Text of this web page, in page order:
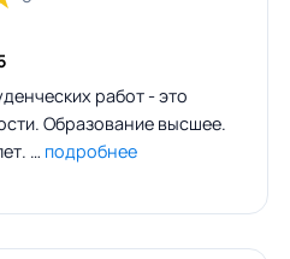
работ - это
Образование высшее.
… подробнее